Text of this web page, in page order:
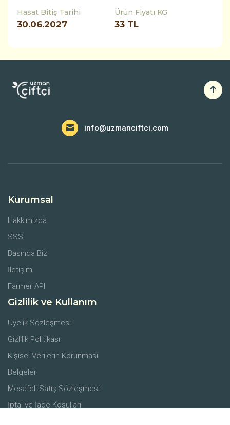
Hasat Bitiş Tarihi
30.06.2027
Ürün Fiyatı KG
33 TL
info@uzmanciftci.com
Kurumsal
Hakkımızda
SSS
Basında Biz
İletişim
Farmer API
Gizlilik ve Kullanım
Üyelik Sözleşmesi
Gizlilik Politikası
Kişisel Verilerin Korunması
Belgeler
Mesafeli Satış Sözleşmesi
İptal ve İade Koşulları